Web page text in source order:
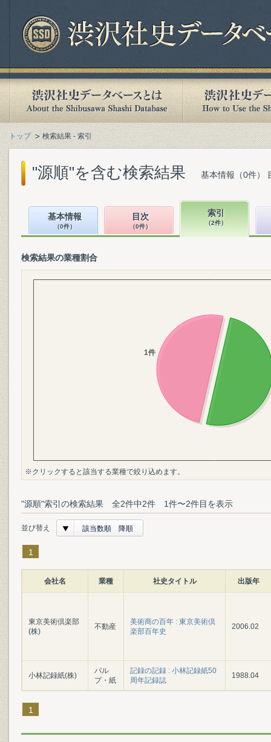
トップ 検索結果 - 索引
"源順"を含む検索結果 基本情報（0件）
基本情報
（0件）
目次
（0件）
索引
（2件）
検索結果の業種割合
※クリックすると該当する業種で絞り込めます。
"源順"索引の検索結果 全2件中2件 1件〜2件目を表示
並び替え 該当数順 降順
1
会社名 業種 社史タイトル 出版年
東京美術倶楽部
(株)
不動産
美術商の百年 : 東京美術倶
楽部百年史
2006.02
小林記録紙(株)
パル
プ・紙
記録の記録 : 小林記録紙50
周年記録誌
1988.04
1